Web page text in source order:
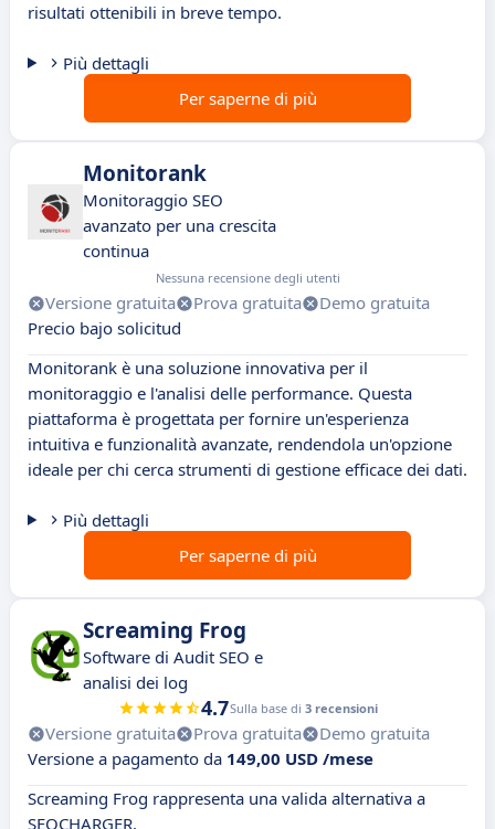
risultati ottenibili in breve tempo.
Più dettagli
Per saperne di più
Monitorank
Monitoraggio SEO
avanzato per una crescita
continua
Nessuna recensione degli utenti
Versione gratuita Prova gratuita
Demo gratuita
Precio bajo solicitud
Monitorank è una soluzione innovativa per il
monitoraggio e l'analisi delle performance. Questa
piattaforma è progettata per fornire un'esperienza
intuitiva e funzionalità avanzate, rendendola un'opzione
ideale per chi cerca strumenti di gestione efficace dei dati.
Più dettagli
Per saperne di più
Screaming Frog
Software di Audit SEO e
analisi dei log
4.7Sulla base di 3 recensioni
Versione gratuita Prova gratuita
Demo gratuita
Versione a pagamento da 149,00 USD /mese
Screaming Frog rappresenta una valida alternativa a
SEOCHARGER.